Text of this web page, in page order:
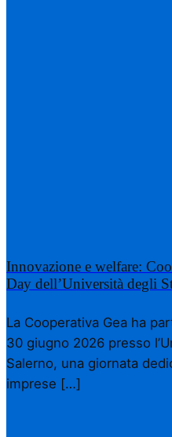
Innovazione e welfare:
Day dell’Università degli
La Cooperativa Gea ha
30 giugno 2026 presso
Salerno, una giornata
imprese […]